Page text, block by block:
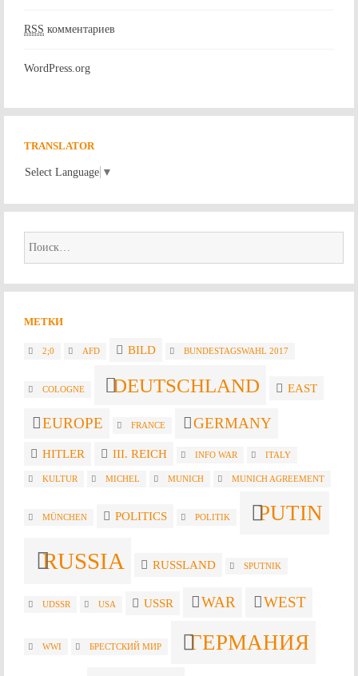
RSS комментариев
WordPress.org
TRANSLATOR
Select Language ▼
Найти:
МЕТКИ
2;0 AFD BILD BUNDESTAGSWAHL 2017
COLOGNE DEUTSCHLAND EAST
EUROPE FRANCE GERMANY
HITLER III. REICH INFO WAR ITALY
KULTUR MICHEL MUNICH MUNICH AGREEMENT
MÜNCHEN POLITICS POLITIK PUTIN
RUSSIA RUSSLAND SPUTNIK
UDSSR USA USSR WAR WEST
WWI БРЕСТСКИЙ МИР ГЕРМАНИЯ